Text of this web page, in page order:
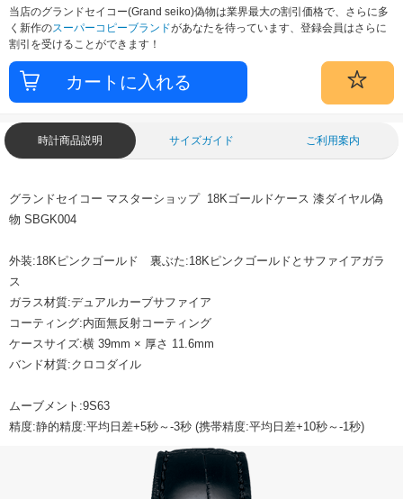
当店のグランドセイコー(Grand seiko)偽物は業界最大の割引価格で、さらに多
く新作のスーパーコピーブランドがあなたを待っています、登録会員はさらに
割引を受けることができます！
時計商品説明 サイズガイド ご利用案内
グランドセイコー マスターショップ 18Kゴールドケース 漆ダイヤル偽
物 SBGK004
外装:18Kピンクゴールド 裏ぶた:18Kピンクゴールドとサファイアガラ
ス
ガラス材質:デュアルカーブサファイア
コーティング:内面無反射コーティング
ケースサイズ:横 39mm × 厚さ 11.6mm
バンド材質:クロコダイル
ムーブメント:9S63
精度:静的精度:平均日差+5秒～-3秒 (携帯精度:平均日差+10秒～-1秒)